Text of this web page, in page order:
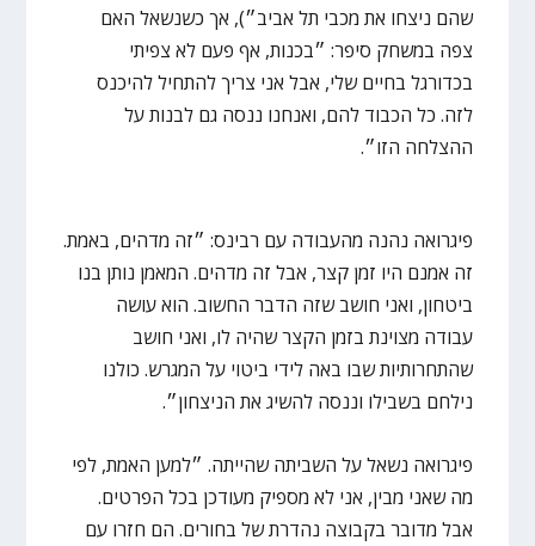
שהם ניצחו את מכבי תל אביב״), אך כשנשאל האם
צפה במשחק סיפר: ״בכנות, אף פעם לא צפיתי
בכדורגל בחיים שלי, אבל אני צריך להתחיל להיכנס
לזה. כל הכבוד להם, ואנחנו ננסה גם לבנות על
ההצלחה הזו״.
פיגרואה נהנה מהעבודה עם רבינס: ״זה מדהים, באמת.
זה אמנם היו זמן קצר, אבל זה מדהים. המאמן נותן בנו
ביטחון, ואני חושב שזה הדבר החשוב. הוא עושה
עבודה מצוינת בזמן הקצר שהיה לו, ואני חושב
שהתחרותיות שבו באה לידי ביטוי על המגרש. כולנו
נילחם בשבילו וננסה להשיג את הניצחון״.
פיגרואה נשאל על השביתה שהייתה. ״למען האמת, לפי
מה שאני מבין, אני לא מספיק מעודכן בכל הפרטים.
אבל מדובר בקבוצה נהדרת של בחורים. הם חזרו עם